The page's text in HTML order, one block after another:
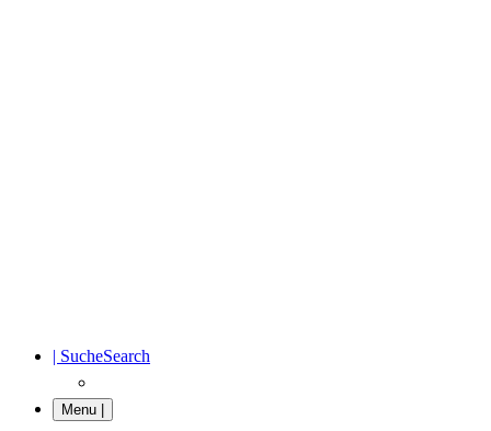
| SucheSearch
Menu |
Menü